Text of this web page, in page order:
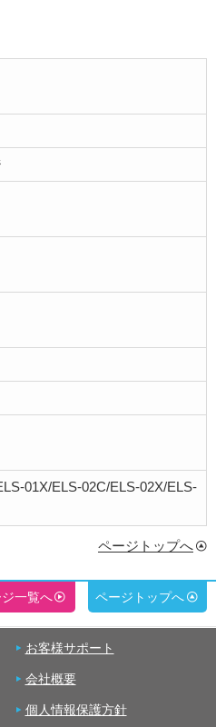
01X/ELS-02C/ELS-02X/ELS-
ページトップへ
一覧へ ページトップへ
お客様サポート
会社概要
個人情報保護方針